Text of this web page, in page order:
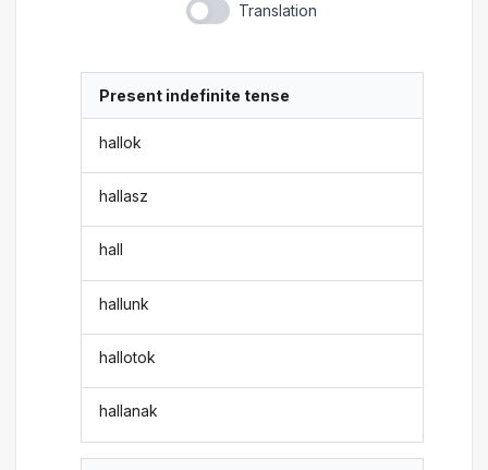
Translation
Present indefinite tense
hallok
hallasz
hall
hallunk
hallotok
hallanak